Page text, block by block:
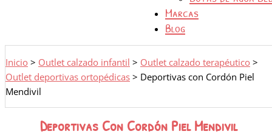
Marcas
Blog
Inicio > Outlet calzado infantil > Outlet calzado terapéutico >
Outlet deportivas ortopédicas > Deportivas con Cordón Piel
Mendivil
Deportivas Con Cordón Piel Mendivil